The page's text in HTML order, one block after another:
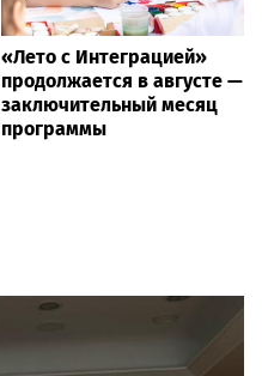
«Лето с Интеграцией»
продолжается в августе —
заключительный месяц
программы